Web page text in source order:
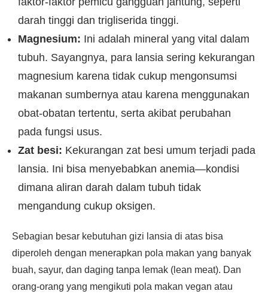
darah tinggi dan trigliserida tinggi.
Magnesium: Ini adalah mineral yang vital dalam
tubuh. Sayangnya, para lansia sering kekurangan
magnesium karena tidak cukup mengonsumsi
makanan sumbernya atau karena menggunakan
obat-obatan tertentu, serta akibat perubahan
pada fungsi usus.
Zat besi: Kekurangan zat besi umum terjadi pada
lansia. Ini bisa menyebabkan anemia—kondisi
dimana aliran darah dalam tubuh tidak
mengandung cukup oksigen.
Sebagian besar kebutuhan gizi lansia di atas bisa
diperoleh dengan menerapkan pola makan yang banyak
buah, sayur, dan daging tanpa lemak (lean meat). Dan
orang-orang yang mengikuti pola makan vegan atau